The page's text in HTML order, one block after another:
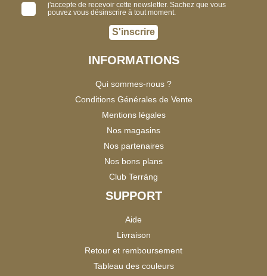
j'accepte de recevoir cette newsletter. Sachez que vous
pouvez vous désinscrire à tout moment.
S'inscrire
INFORMATIONS
Qui sommes-nous ?
Conditions Générales de Vente
Mentions légales
Nos magasins
Nos partenaires
Nos bons plans
Club Terräng
SUPPORT
Aide
Livraison
Retour et remboursement
Tableau des couleurs